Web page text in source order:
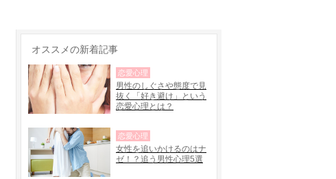
オススメの新着記事
男性のしぐさや態度で見
抜く「好き避け」という
恋愛心理とは？
恋愛心理
女性を追いかけるのはナ
ゼ！？追う男性心理5選
恋愛心理